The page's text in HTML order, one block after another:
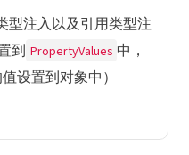
型注入以及引用类型注
到 PropertyValues 中，
设置到对象中）